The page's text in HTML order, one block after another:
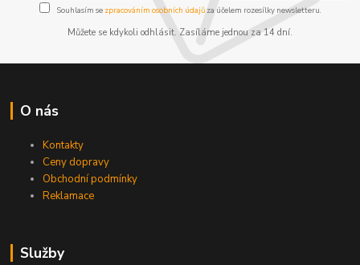
Souhlasím se zpracováním osobních údajůza účelem rozesílky newsletteru.
Můžete se kdykoli odhlásit. Zasíláme jednou za 14 dní.
O nás
Kontakty
Ceny dopravy
Obchodní podmínky
Reklamace
Služby